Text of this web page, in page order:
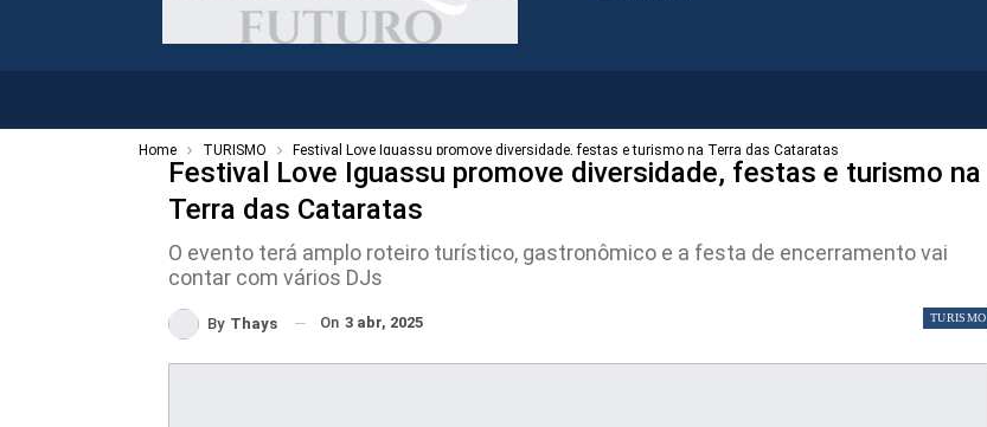
Home TURISMO Festival Love Iguassu promove diversidade, festas e turismo na Terra das Cataratas
Festival Love Iguassu promove diversidade, festas e turismo na
Terra das Cataratas
O evento terá amplo roteiro turístico, gastronômico e a festa de encerramento vai
contar com vários DJs
TURISMO
By Thays On 3 abr, 2025